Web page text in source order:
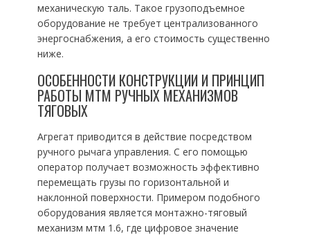
механическую таль. Такое грузоподъемное
оборудование не требует централизованного
энергоснабжения, а его стоимость существенно
ниже.
ОСОБЕННОСТИ КОНСТРУКЦИИ И ПРИНЦИП
РАБОТЫ МТМ РУЧНЫХ МЕХАНИЗМОВ
ТЯГОВЫХ
Агрегат приводится в действие посредством
ручного рычага управления. С его помощью
оператор получает возможность эффективно
перемещать грузы по горизонтальной и
наклонной поверхности. Примером подобного
оборудования является монтажно-тяговый
механизм мтм 1.6, где цифровое значение